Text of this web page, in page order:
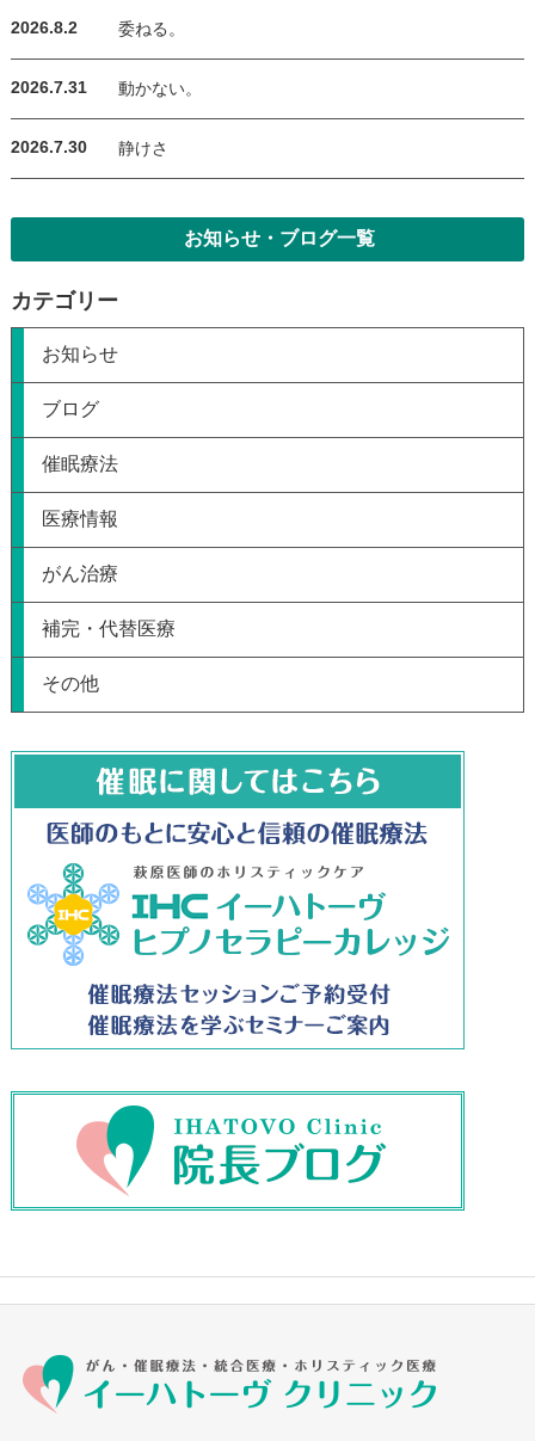
2026.8.2 委ねる。
2026.7.31 動かない。
2026.7.30 静けさ
お知らせ・ブログ一覧
カテゴリー
お知らせ
ブログ
催眠療法
医療情報
がん治療
補完・代替医療
その他